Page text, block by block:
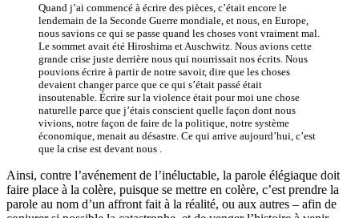
Quand j’ai commencé à écrire des pièces, c’était encore le
lendemain de la Seconde Guerre mondiale, et nous, en Europe,
nous savions ce qui se passe quand les choses vont vraiment mal.
Le sommet avait été Hiroshima et Auschwitz. Nous avions cette
grande crise juste derrière nous qui nourrissait nos écrits. Nous
pouvions écrire à partir de notre savoir, dire que les choses
devaient changer parce que ce qui s’était passé était
insoutenable. Écrire sur la violence était pour moi une chose
naturelle parce que j’étais conscient quelle façon dont nous
vivions, notre façon de faire de la politique, notre système
économique, menait au désastre. Ce qui arrive aujourd’hui, c’est
que la crise est devant nous .
Ainsi, contre l’avénement de l’inéluctable, la parole élégiaque doit
faire place à la colère, puisque se mettre en colère, c’est prendre la
parole au nom d’un affront fait à la réalité, ou aux autres – afin de